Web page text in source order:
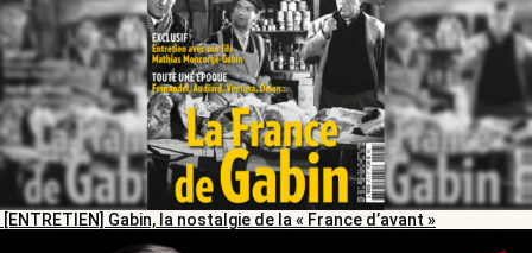
[ENTRETIEN] Gabin, la nostalgie de la « France d’avant »